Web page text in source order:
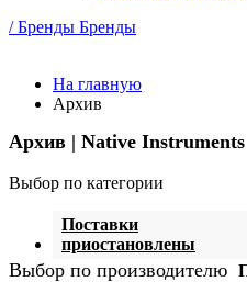
/ Бренды Бренды
На главную
Архив
Архив | Native Instruments
Выбор по категории
Поставки
приостановлены
Выбор по производителю